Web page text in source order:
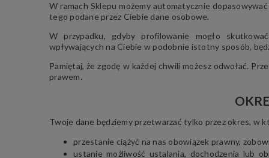
W ramach Sklepu możemy automatycznie
tego podane przez Ciebie dane osobowe.
W przypadku, gdyby profilowanie mogło
wpływających na Ciebie w podobnie istotny sposób,
Pamiętaj, że zgodę w każdej chwili możesz odwołać.
prawem.
Twoje dane będziemy przetwarzać tylko przez okres, w
przestanie ciążyć na nas obowiązek prawny,
ustanie możliwość ustalania, dochodzenia lub